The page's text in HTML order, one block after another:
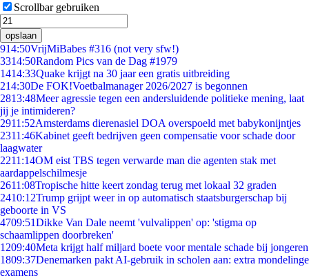
Scrollbar gebruiken
opslaan
914:50VrijMiBabes #316 (not very sfw!)
3314:50Random Pics van de Dag #1979
1414:33Quake krijgt na 30 jaar een gratis uitbreiding
214:30De FOK!Voetbalmanager 2026/2027 is begonnen
2813:48Meer agressie tegen een andersluidende politieke mening, laat
jij je intimideren?
2911:52Amsterdams dierenasiel DOA overspoeld met babykonijntjes
2311:46Kabinet geeft bedrijven geen compensatie voor schade door
laagwater
2211:14OM eist TBS tegen verwarde man die agenten stak met
aardappelschilmesje
2611:08Tropische hitte keert zondag terug met lokaal 32 graden
2410:12Trump grijpt weer in op automatisch staatsburgerschap bij
geboorte in VS
4709:51Dikke Van Dale neemt 'vulvalippen' op: 'stigma op
schaamlippen doorbreken'
1209:40Meta krijgt half miljard boete voor mentale schade bij jongeren
1809:37Denemarken pakt AI-gebruik in scholen aan: extra mondelinge
examens